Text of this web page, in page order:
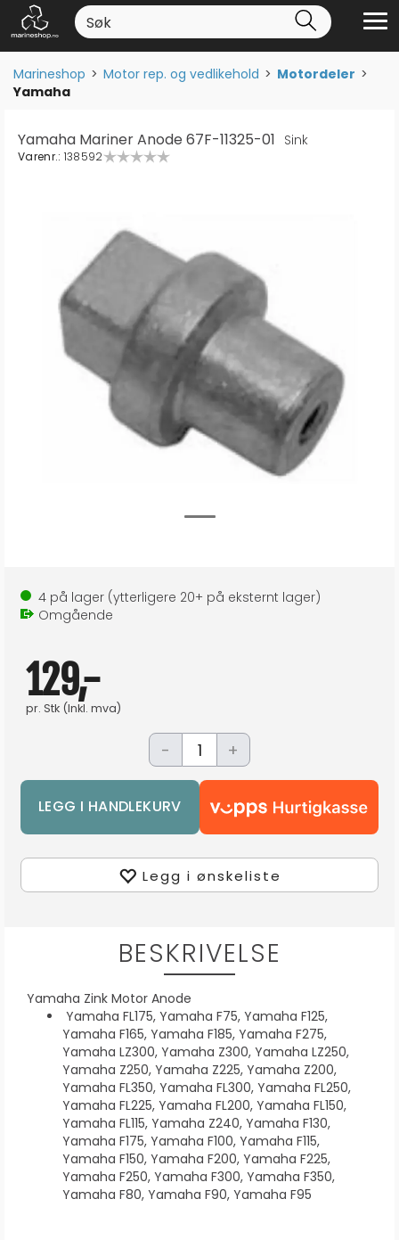
Marineshop>Motor rep. og vedlikehold>Motordeler>
Yamaha
Yamaha Mariner Anode 67F-11325-01 Sink
Varenr.: 138592
4 på lager (ytterligere 20+ på eksternt lager)
Omgående
129,-
pr. Stk (Inkl. mva)
- +
Legg i ønskeliste
BESKRIVELSE
Yamaha Zink Motor Anode
Yamaha FL175, Yamaha F75, Yamaha F125,
Yamaha F165, Yamaha F185, Yamaha F275,
Yamaha LZ300, Yamaha Z300, Yamaha LZ250,
Yamaha Z250, Yamaha Z225, Yamaha Z200,
Yamaha FL350, Yamaha FL300, Yamaha FL250,
Yamaha FL225, Yamaha FL200, Yamaha FL150,
Yamaha FL115, Yamaha Z240, Yamaha F130,
Yamaha F175, Yamaha F100, Yamaha F115,
Yamaha F150, Yamaha F200, Yamaha F225,
Yamaha F250, Yamaha F300, Yamaha F350,
Yamaha F80, Yamaha F90, Yamaha F95